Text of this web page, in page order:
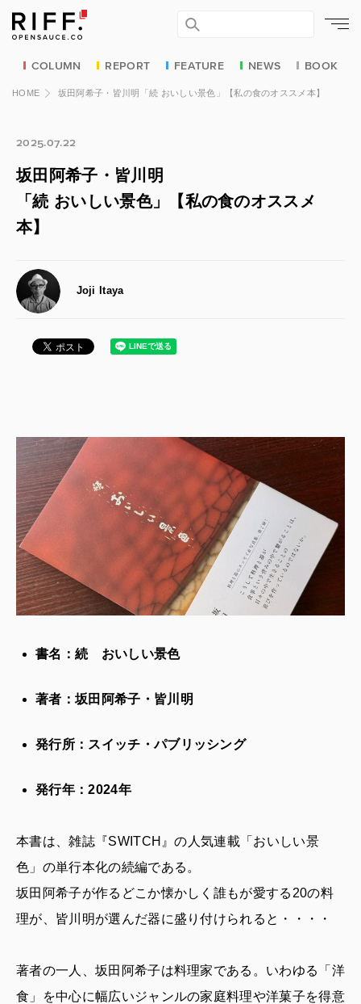
COLUMN REPORT FEATURE NEWS BOOK
HOME 坂田阿希子・皆川明「続 おいしい景色」【私の食のオススメ本】
2025.07.22
坂田阿希子・皆川明
「続 おいしい景色」【私の食のオススメ
本】
Joji Itaya
書名：続 おいしい景色
著者：坂田阿希子・皆川明
発行所：スイッチ・パブリッシング
発行年：2024年
本書は、雑誌『SWITCH』の人気連載「おいしい景
色」の単行本化の続編である。
坂田阿希子が作るどこか懐かしく誰もが愛する20の料
理が、皆川明が選んだ器に盛り付けられると・・・・
著者の一人、坂田阿希子は料理家である。いわゆる「洋
食」を中心に幅広いジャンルの家庭料理や洋菓子を得意